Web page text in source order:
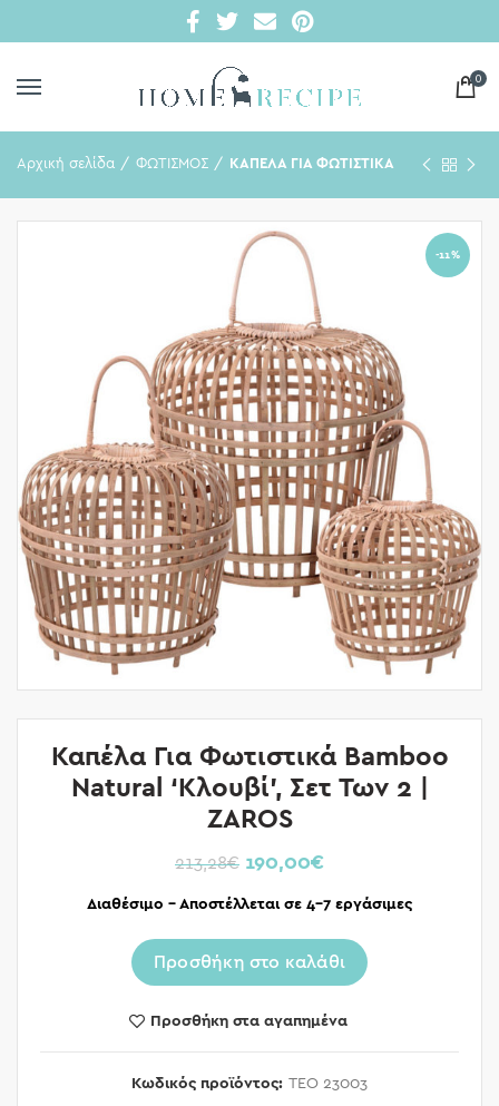
0
Αρχική σελίδα ΦΩΤΙΣΜΟΣ ΚΑΠΕΛΑ ΓΙΑ ΦΩΤΙΣΤΙΚΑ
-11%
Καπέλα Για Φωτιστικά Bamboo
Natural ‘Κλουβί’, Σετ Των 2 |
ZAROS
213,28€ 190,00€
Διαθέσιμο – Αποστέλλεται σε 4-7 εργάσιμες
Προσθήκη στο καλάθι
Προσθήκη στα αγαπημένα
Κωδικός προϊόντος: TEO 23003